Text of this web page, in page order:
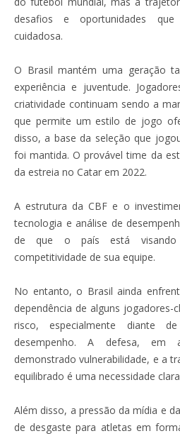
desafios e oportunidades
cuidadosa.
O Brasil mantém uma geração
experiência e juventude.
criatividade continuam sendo a
que permite um estilo de jogo
disso, a base da seleção que
foi mantida. O provável time da
da estreia no Catar em 2022.
A estrutura da CBF e o
tecnologia e análise de
de que o país está
competitividade de sua equipe.
No entanto, o Brasil ainda
dependência de alguns jogadores-
risco, especialmente diante
desempenho. A defesa, em
demonstrado vulnerabilidade, e a
equilibrado é uma necessidade
Além disso, a pressão da mídia e
de desgaste para atletas em